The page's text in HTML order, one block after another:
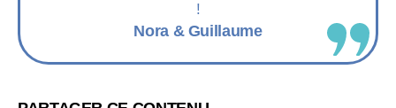
!
Nora & Guillaume